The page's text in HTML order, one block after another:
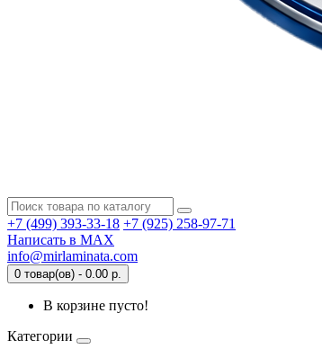
+7 (499) 393-33-18 +7 (925) 258-97-71
Написать в MAX
info@mirlaminata.com
0 товар(ов) - 0.00 р.
В корзине пусто!
Категории